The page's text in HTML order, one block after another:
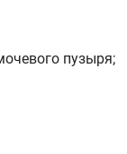
пузыря;